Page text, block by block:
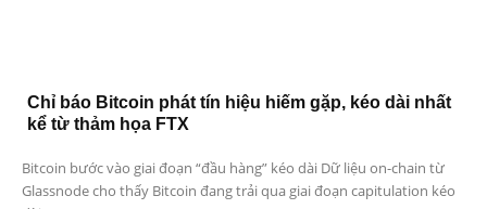
Chỉ báo Bitcoin phát tín hiệu hiếm gặp, kéo dài nhất
kể từ thảm họa FTX
Bitcoin bước vào giai đoạn “đầu hàng” kéo dài Dữ liệu on-chain từ
Glassnode cho thấy Bitcoin đang trải qua giai đoạn capitulation kéo